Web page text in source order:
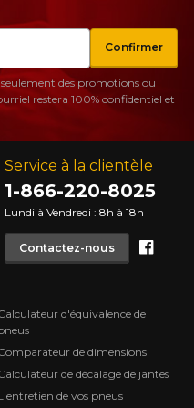
Service à la clientèle
1-866-220-8025
Lundi à Vendredi : 8h à 18h
Contactez-nous
d'équivalence de
de dimensions
de décalage de jantes
de vos pneus
Confirmer
des promotions ou
restera 100% confidentiel et